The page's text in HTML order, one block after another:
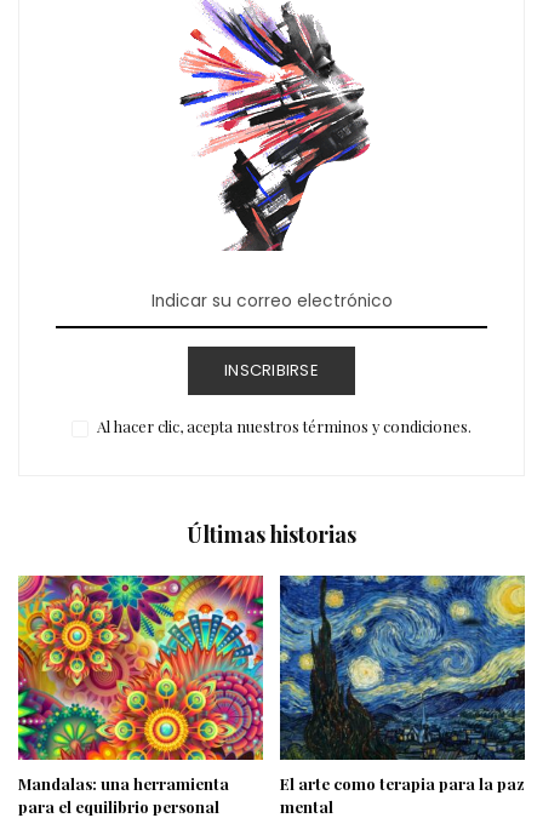
INSCRIBIRSE
Al hacer clic, acepta nuestros términos y condiciones.
Últimas historias
Mandalas: una herramienta
para el equilibrio personal
El arte como terapia para la paz
mental